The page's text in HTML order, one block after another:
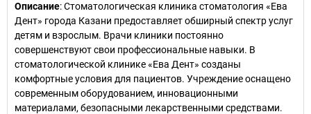
Описание: Стоматологическая клиника стоматология «Ева
Дент» города Казани предоставляет обширный спектр услуг
детям и взрослым. Врачи клиники постоянно
совершенствуют свои профессиональные навыки. В
стоматологической клинике «Ева Дент» созданы
комфортные условия для пациентов. Учреждение оснащено
современным оборудованием, инновационными
материалами, безопасными лекарственными средствами.